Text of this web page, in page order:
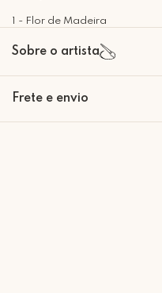
1 - Flor de Madeira
Sobre o artista
Frete e envio